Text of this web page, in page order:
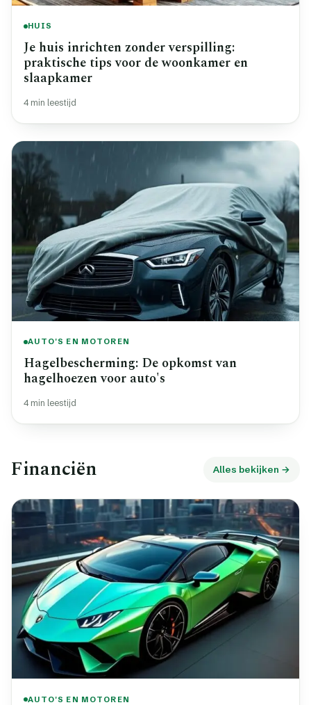
HUIS
Je huis inrichten zonder verspilling:
praktische tips voor de woonkamer en
slaapkamer
4 min leestijd
AUTO'S EN MOTOREN
Hagelbescherming: De opkomst van
hagelhoezen voor auto's
4 min leestijd
Financiën Alles bekijken →
AUTO'S EN MOTOREN